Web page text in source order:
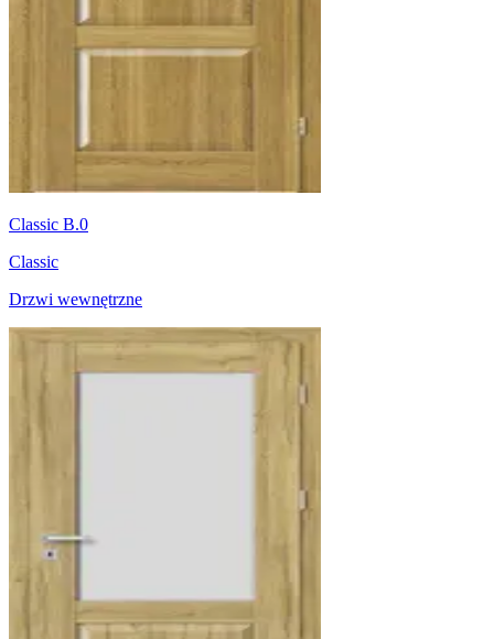
Classic B.0
Classic
Drzwi wewnętrzne